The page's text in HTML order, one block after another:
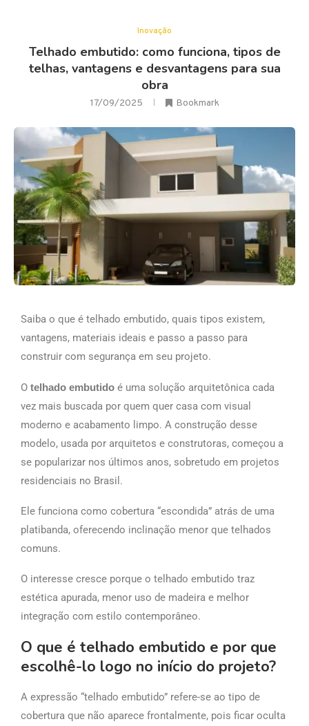
Inovação
Telhado embutido: como funciona, tipos de
telhas, vantagens e desvantagens para sua
obra
17/09/2025 Bookmark
Saiba o que é telhado embutido, quais tipos existem,
vantagens, materiais ideais e passo a passo para
construir com segurança em seu projeto.
O telhado embutido é uma solução arquitetônica cada
vez mais buscada por quem quer casa com visual
moderno e acabamento limpo. A construção desse
modelo, usada por arquitetos e construtoras, começou a
se popularizar nos últimos anos, sobretudo em projetos
residenciais no Brasil.
Ele funciona como cobertura “escondida” atrás de uma
platibanda, oferecendo inclinação menor que telhados
comuns.
O interesse cresce porque o telhado embutido traz
estética apurada, menor uso de madeira e melhor
integração com estilo contemporâneo.
O que é telhado embutido e por que
escolhê-lo logo no início do projeto?
A expressão “telhado embutido” refere-se ao tipo de
cobertura que não aparece frontalmente, pois ficar oculta